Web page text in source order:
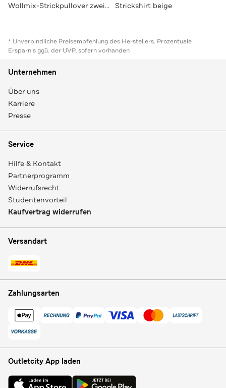
Wollmix-Strickpullover zweifarbig Strickshirt beige
* Unverbindliche Preisempfehlung des Herstellers. Prozentuale
Ersparnis ggü. der UVP, sofern vorhanden
Unternehmen
Über uns
Karriere
Presse
Service
Hilfe & Kontakt
Partnerprogramm
Widerrufsrecht
Studentenvorteil
Kaufvertrag widerrufen
Versandart
Zahlungsarten
Outletcity App laden